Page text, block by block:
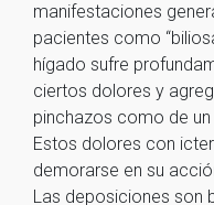
manifestaciones
pacientes como
hígado sufre
ciertos dolores y
pinchazos como de
Estos dolores con
demorarse en su
Las deposiciones son